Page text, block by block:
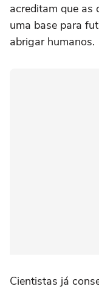
acreditam que as
uma base para
abrigar humanos.
Cientistas já